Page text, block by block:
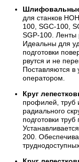
для станков
100, SGC-100,
SGP-100. Ленты
Идеальны для
подготовки
рвутся и не
Поставляются в
оператором.
Круг
профилей, труб
радиального
подготовки труб
200.